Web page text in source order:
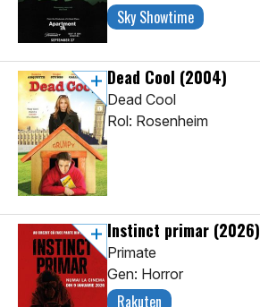
Sky Showtime
Dead Cool (2004)
Dead Cool
Rol: Rosenheim
Instinct primar (2026)
Primate
Gen: Horror
Rakuten